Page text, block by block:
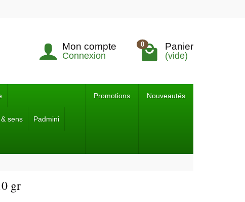
Mon compte
Connexion
0 Panier
(vide)
sens Padmini
Promotions Nouveautés
gr